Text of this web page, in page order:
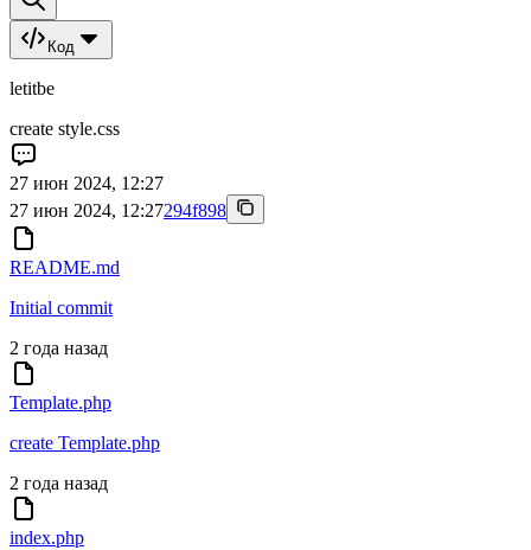
Код
letitbe
create style.css
27 июн 2024, 12:27
27 июн 2024, 12:27294f898
README.md
Initial commit
2 года назад
Template.php
create Template.php
2 года назад
index.php